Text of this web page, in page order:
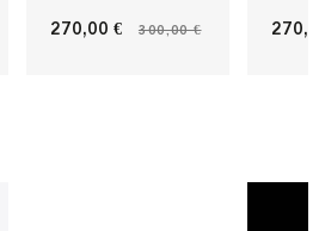
270,00 € 300,00 €